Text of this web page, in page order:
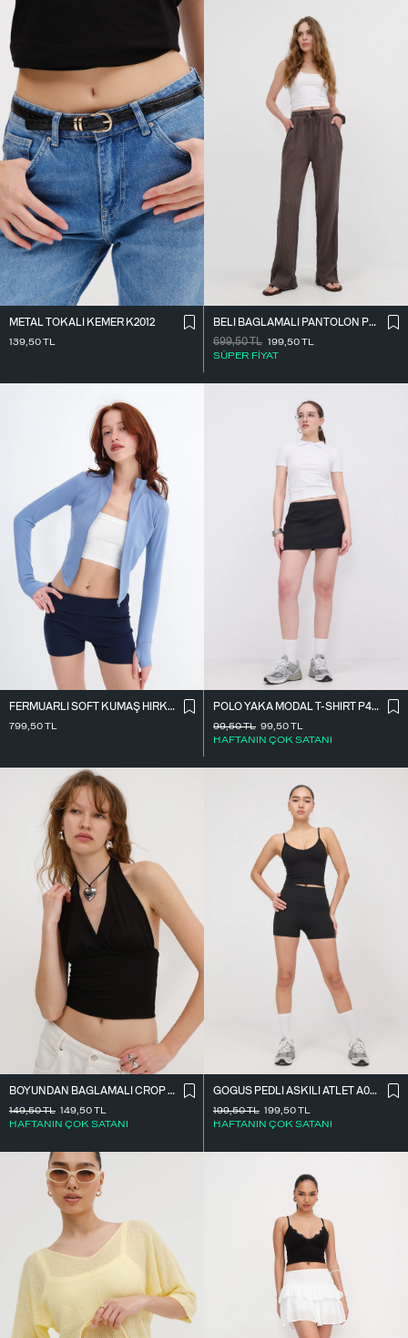
METAL TOKALI KEMER K2012
139,50TL
BELI BAĞLAMALI PANTOLON PN7043-PNF
699,50TL 199,50TL
SÜPER FİYAT
FERMUARLI SOFT KUMAŞ HIRKA H0089
799,50TL
POLO YAKA MODAL T-SHIRT P4311-H12
99,50TL
HAFTANIN ÇOK SATANI
99,50TL
BOYUNDAN BAĞLAMALI CROP BLUZ B0300-T10
149,50TL
HAFTANIN ÇOK SATANI
149,50TL
GÖĞÜS PEDLI ASKILI ATLET A0082-T4
199,50TL
HAFTANIN ÇOK SATANI
199,50TL